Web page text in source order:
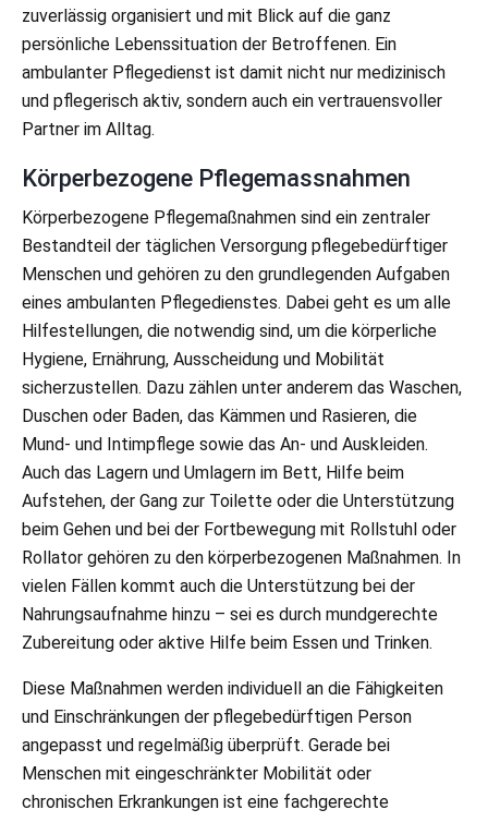
zuverlässig organisiert und mit Blick auf die ganz
persönliche Lebenssituation der Betroffenen. Ein
ambulanter Pflegedienst ist damit nicht nur medizinisch
und pflegerisch aktiv, sondern auch ein vertrauensvoller
Partner im Alltag.
Körperbezogene Pflegemassnahmen
Körperbezogene Pflegemaßnahmen sind ein zentraler
Bestandteil der täglichen Versorgung pflegebedürftiger
Menschen und gehören zu den grundlegenden Aufgaben
eines ambulanten Pflegedienstes. Dabei geht es um alle
Hilfestellungen, die notwendig sind, um die körperliche
Hygiene, Ernährung, Ausscheidung und Mobilität
sicherzustellen. Dazu zählen unter anderem das Waschen,
Duschen oder Baden, das Kämmen und Rasieren, die
Mund- und Intimpflege sowie das An- und Auskleiden.
Auch das Lagern und Umlagern im Bett, Hilfe beim
Aufstehen, der Gang zur Toilette oder die Unterstützung
beim Gehen und bei der Fortbewegung mit Rollstuhl oder
Rollator gehören zu den körperbezogenen Maßnahmen. In
vielen Fällen kommt auch die Unterstützung bei der
Nahrungsaufnahme hinzu – sei es durch mundgerechte
Zubereitung oder aktive Hilfe beim Essen und Trinken.
Diese Maßnahmen werden individuell an die Fähigkeiten
und Einschränkungen der pflegebedürftigen Person
angepasst und regelmäßig überprüft. Gerade bei
Menschen mit eingeschränkter Mobilität oder
chronischen Erkrankungen ist eine fachgerechte